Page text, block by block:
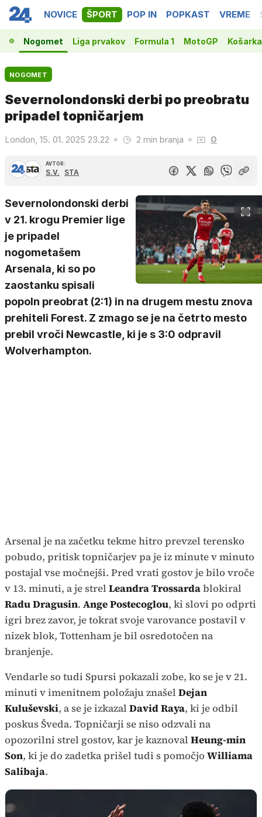
NOVICE ŠPORT POP IN POPKAST VREME
Nogomet Liga prvakov Formula 1 MotoGP Košarka
NOGOMET
Severnolondonski derbi po preobratu
pripadel topničarjem
London, 15. 01. 2025 23.22 2 min branja 0
AVTOR:
S.V. STA
Severnolondonski derbi
v 21. krogu Premier lige
je pripadel
nogometašem
Arsenala, ki so po
zaostanku spisali
popoln preobrat (2:1) in na drugem mestu znova
prehiteli Forest. Z zmago se je na četrto mesto
prebil vroči Newcastle, ki je s 3:0 odpravil
Wolverhampton.
Arsenal je na začetku tekme hitro prevzel terensko
pobudo, pritisk topničarjev pa je iz minute v minuto
postajal vse močnejši. Pred vrati gostov je bilo vroče
v 13. minuti, a je strel Leandra Trossardablokiral
Radu Dragusin. Ange Postecoglou, ki slovi po odprti
igri brez zavor, je tokrat svoje varovance postavil v
nizek blok, Tottenham je bil osredotočen na
branjenje.
Vendarle so tudi Spursi pokazali zobe, ko se je v 21.
minuti v imenitnem položaju znašel Dejan
Kuluševski, a se je izkazal David Raya, ki je odbil
poskus Šveda. Topničarji se niso odzvali na
opozorilni strel gostov, kar je kaznoval Heung-min
Son, ki je do zadetka prišel tudi s pomočjoWilliama
Salibaja.